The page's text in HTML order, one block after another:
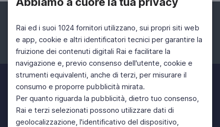
Rai ed i suoi 1024 fornitori utilizzano, sui propri siti web
e app, cookie e altri identificatori tecnici per garantire la
fruizione dei contenuti digitali Rai e facilitare la
navigazione e, previo consenso dell'utente, cookie e
strumenti equivalenti, anche di terzi, per misurare il
consumo e proporre pubblicità mirata.
Per quanto riguarda la pubblicità, dietro tuo consenso,
Rai e terzi selezionati possono utilizzare dati di
geolocalizzazione, l'identificativo del dispositivo,
Facebook Instagram Twitter